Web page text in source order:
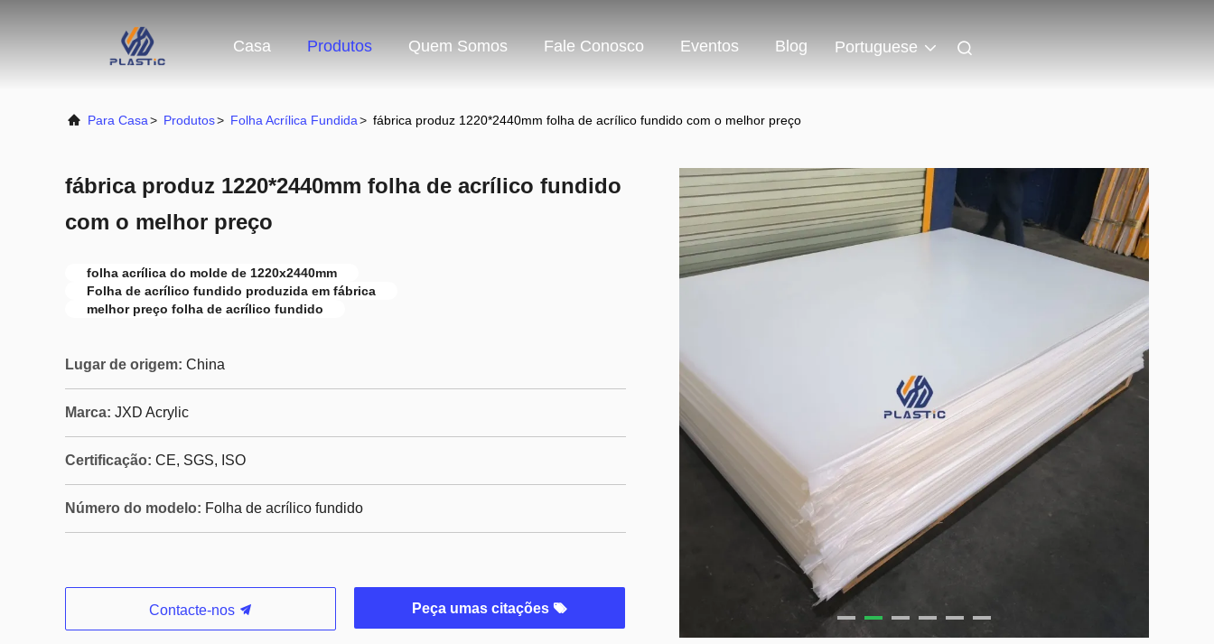
Casa Produtos Quem Somos Fale Conosco Eventos Blog Portuguese
Para Casa> Produtos> Folha Acrílica Fundida> fábrica produz 1220*2440mm folha de acrílico fundido com o melhor preço
fábrica produz 1220*2440mm folha de acrílico fundido
com o melhor preço
folha acrílica do molde de 1220x2440mm
Folha de acrílico fundido produzida em fábrica
melhor preço folha de acrílico fundido
Lugar de origem: China
Marca: JXD Acrylic
Certificação: CE, SGS, ISO
Número do modelo: Folha de acrílico fundido
Contacte-nos Peça umas citações